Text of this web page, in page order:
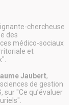
chercheuse
des
médico-sociaux
et
Jaubert,
de gestion
sur "Ce qu’évaluer